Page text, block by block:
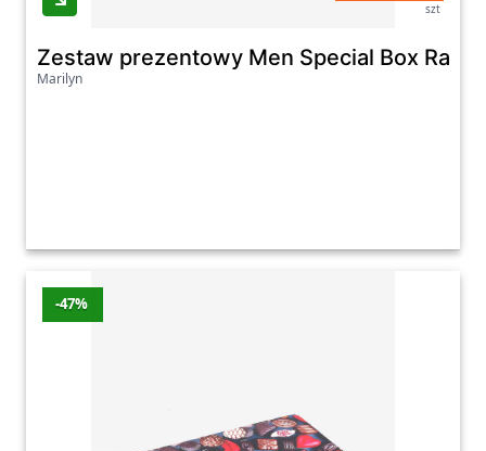
szt
Zestaw prezentowy Men Special Box
Marilyn
-47%